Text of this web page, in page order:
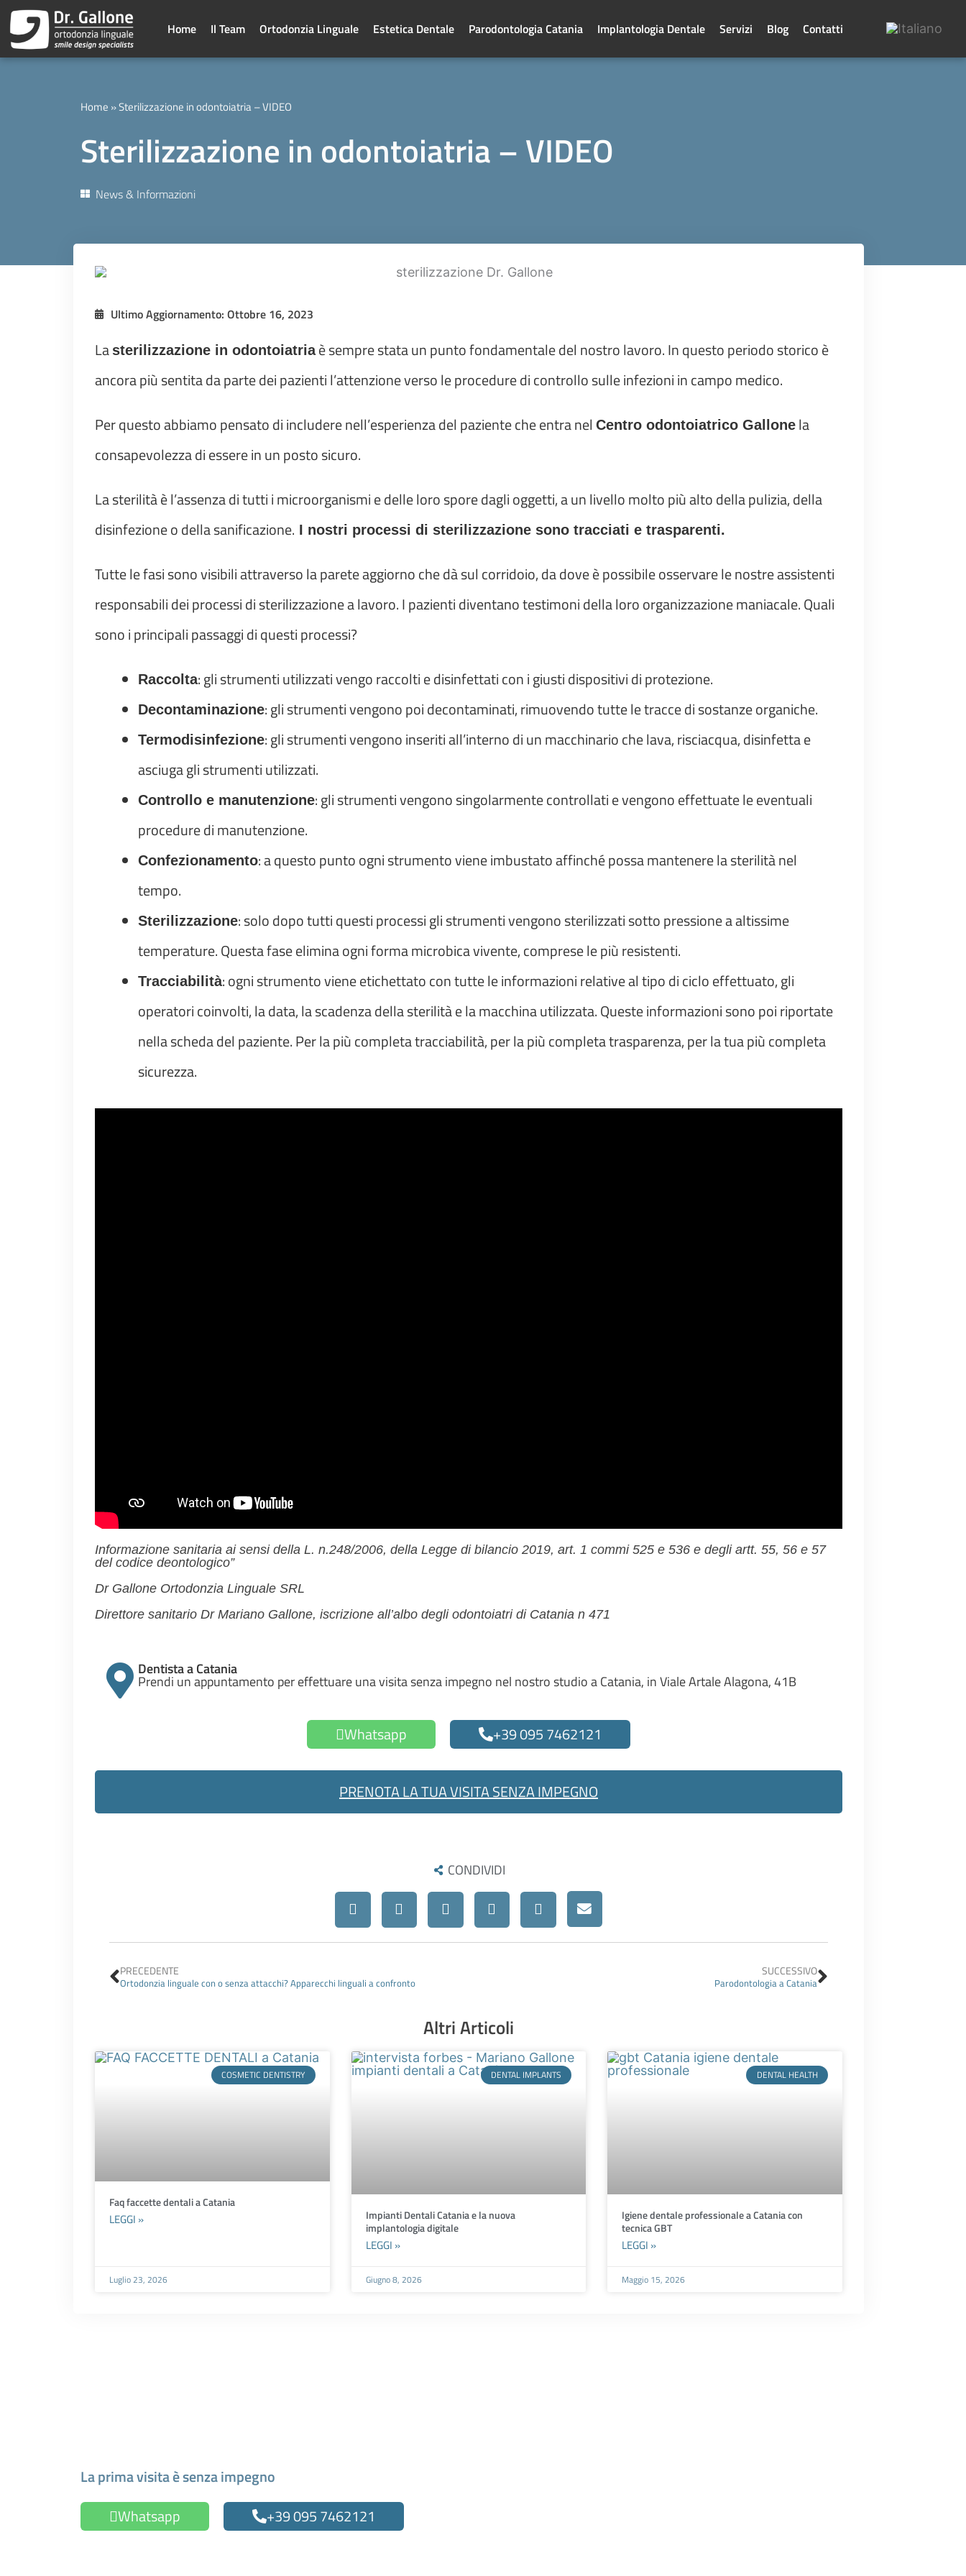
contenuto
Home Il Team Ortodonzia Linguale Estetica Dentale Parodontologia Catania Implantologia Dentale Servizi Blog Contatti
Home »Sterilizzazione in odontoiatria – VIDEO
Sterilizzazione in odontoiatria – VIDEO
News & Informazioni
Ultimo Aggiornamento: Ottobre 16, 2023
La sterilizzazione in odontoiatriaè sempre stata un punto fondamentale del nostro lavoro. In questo periodo storico è
ancora più sentita da parte dei pazienti l’attenzione verso le procedure di controllo sulle infezioni in campo medico.
Per questo abbiamo pensato di includere nell’esperienza del paziente che entra nel Centro odontoiatrico Gallone la
consapevolezza di essere in un posto sicuro.
La sterilità è l’assenza di tutti i microorganismi e delle loro spore dagli oggetti, a un livello molto più alto della pulizia, della
disinfezione o della sanificazione. I nostri processi di sterilizzazione sono tracciati e trasparenti.
Tutte le fasi sono visibili attraverso la parete aggiorno che dà sul corridoio, da dove è possibile osservare le nostre assistenti
responsabili dei processi di sterilizzazione a lavoro. I pazienti diventano testimoni della loro organizzazione maniacale. Quali
sono i principali passaggi di questi processi?
Raccolta: gli strumenti utilizzati vengo raccolti e disinfettati con i giusti dispositivi di protezione.
Decontaminazione: gli strumenti vengono poi decontaminati, rimuovendo tutte le tracce di sostanze organiche.
Termodisinfezione: gli strumenti vengono inseriti all’interno di un macchinario che lava, risciacqua, disinfetta e
asciuga gli strumenti utilizzati.
Controllo e manutenzione: gli strumenti vengono singolarmente controllati e vengono effettuate le eventuali
procedure di manutenzione.
Confezionamento: a questo punto ogni strumento viene imbustato affinché possa mantenere la sterilità nel
tempo.
Sterilizzazione: solo dopo tutti questi processi gli strumenti vengono sterilizzati sotto pressione a altissime
temperature. Questa fase elimina ogni forma microbica vivente, comprese le più resistenti.
Tracciabilità: ogni strumento viene etichettato con tutte le informazioni relative al tipo di ciclo effettuato, gli
operatori coinvolti, la data, la scadenza della sterilità e la macchina utilizzata. Queste informazioni sono poi riportate
nella scheda del paziente. Per la più completa tracciabilità, per la più completa trasparenza, per la tua più completa
sicurezza.
Informazione sanitaria ai sensi della L. n.248/2006, della Legge di bilancio 2019, art. 1 commi 525 e 536 e degli artt. 55, 56 e 57
del codice deontologico”
Dr Gallone Ortodonzia Linguale SRL
Direttore sanitario Dr Mariano Gallone, iscrizione all’albo degli odontoiatri di Catania n 471
Dentista a Catania
Prendi un appuntamento per effettuare una visita senza impegno nel nostro studio a Catania, in Viale Artale Alagona, 41B
Whatsapp +39 095 7462121
PRENOTA LA TUA VISITA SENZA IMPEGNO
CONDIVIDI
Precedente
PRECEDENTE
Ortodonzia linguale con o senza attacchi? Apparecchi linguali a confronto
SUCCESSIVO
Parodontologia a Catania
Successivo
Altri Articoli
COSMETIC DENTISTRY
Faq faccette dentali a Catania
LEGGI »
Luglio 23, 2026
DENTAL IMPLANTS
Impianti Dentali Catania e la nuova
implantologia digitale
LEGGI »
Giugno 8, 2026
DENTAL HEALTH
Igiene dentale professionale a Catania con
tecnica GBT
LEGGI »
Maggio 15, 2026
La prima visita è senza impegno
Whatsapp
+39 095 7462121